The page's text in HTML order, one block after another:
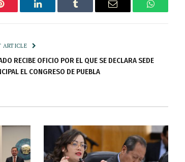
LinkedIn Tumblr Email WhatsApp
ARTICLE
RECIBE OFICIO POR EL QUE SE DECLARA SEDE
EL CONGRESO DE PUEBLA